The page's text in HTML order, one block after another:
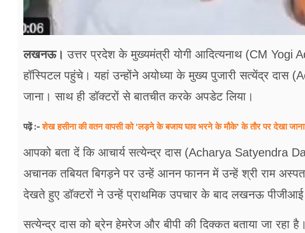
लखनऊ। उत्तर प्रदेश के मुख्यमंत्री योगी आदित्यनाथ (CM Yogi
हॉस्पिटल पहुंचे। यहां उन्होंने अयोध्या के मुख्य पुजारी सत्येंद्र
जाना। साथ ही डॉक्टरों से बातचीत करके अपडेट लिया।
पढ़ें :-शेख हसीना की वतन वापसी को 'लड़ने के बजाय घाव भरने के मौके' के तौर पर देखा जाना
आपको बता दें कि आचार्य सत्येन्द्र दास (Acharya Satyendra
अचानक तबियत बिगड़ने पर उन्हें आनन फानन में उन्हें श्री राम
देखते हुए डॉक्टरों ने उन्हें प्राथमिक उपचार के बाद लखनऊ
सत्येन्द्र दास को ब्रेन हेमरेज और बीपी की दिक्कत बताया जा रहा